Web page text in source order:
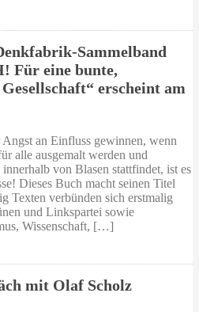
Sammelband
Für eine bunte,
erscheint am
an Einfluss gewinnen, wenn
alle ausgemalt werden und
von Blasen stattfindet, ist es
Dieses Buch macht seinen Titel
Texten verbünden sich erstmalig
und Linkspartei sowie
Wissenschaft, […]
mit Olaf Scholz